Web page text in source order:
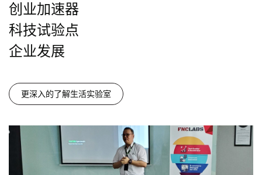
创业加速器
科技试验点
企业发展
更深入的了解生活实验室